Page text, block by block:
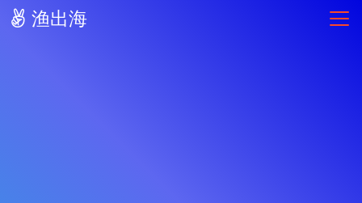
渔出海